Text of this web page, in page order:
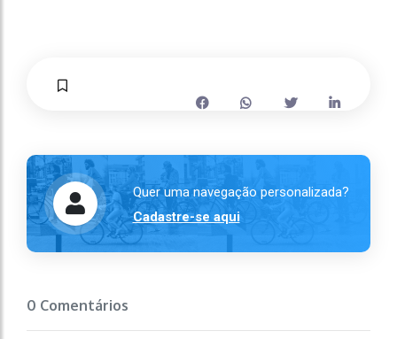
Quer uma navegação personalizada?
Cadastre-se aqui
0 Comentários